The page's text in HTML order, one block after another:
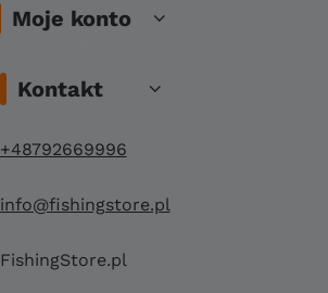
Moje konto
Kontakt
+48792669996
info@fishingstore.pl
FishingStore.pl